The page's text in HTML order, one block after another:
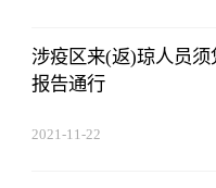
涉疫区来(返)琼人员
报告通行
2021-11-22